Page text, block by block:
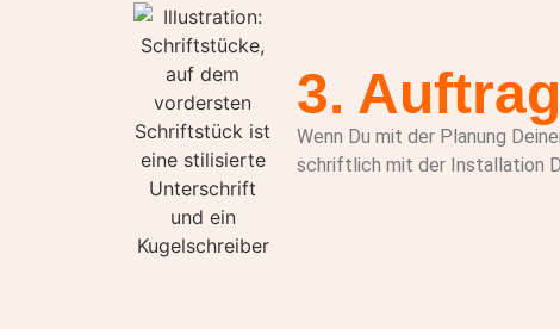
3. Auftrag
Wenn Du mit der Planung
schriftlich mit der Installation